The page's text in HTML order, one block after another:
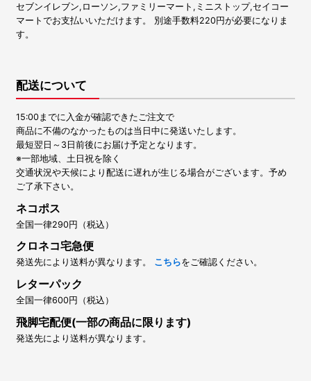
セブンイレブン,ローソン,ファミリーマート,ミニストップ,セイコー
マートでお支払いいただけます。 別途手数料220円が必要になりま
す。
配送について
15:00までに入金が確認できたご注文で
商品に不備のなかったものは当日中に発送いたします。
最短翌日～3日前後にお届け予定となります。
※一部地域、土日祝を除く
交通状況や天候により配送に遅れが生じる場合がございます。予め
ご了承下さい。
ネコポス
全国一律290円（税込）
クロネコ宅急便
発送先により送料が異なります。 こちらをご確認ください。
レターパック
全国一律600円（税込）
飛脚宅配便(一部の商品に限ります)
発送先により送料が異なります。